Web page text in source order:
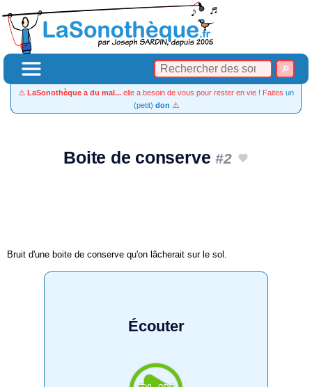
⚠️ LaSonothèque a du mal... elle a besoin de vous pour rester en vie ! Faites un
(petit) don ⚠️
Boite de conserve#2
Bruit d'une boite de conserve qu'on lâcherait sur le sol.
Écouter